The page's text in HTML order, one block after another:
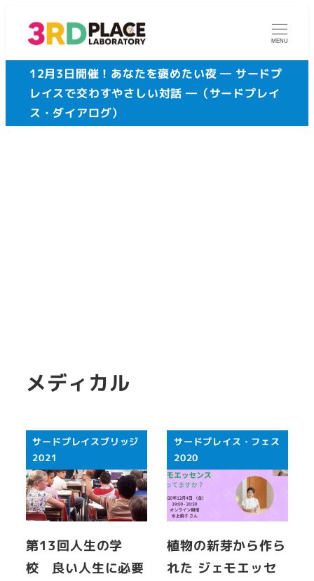
MENU
12月3日開催！あなたを褒めたい夜 ― サードプ
レイスで交わすやさしい対話 ―（サードプレイ
ス・ダイアログ）
メディカル
サードプレイスブリッジ
2021
第13回人生の学
校 良い人生に必要
サードプレイス・フェス
2020
植物の新芽から作ら
れた ジェモエッセ